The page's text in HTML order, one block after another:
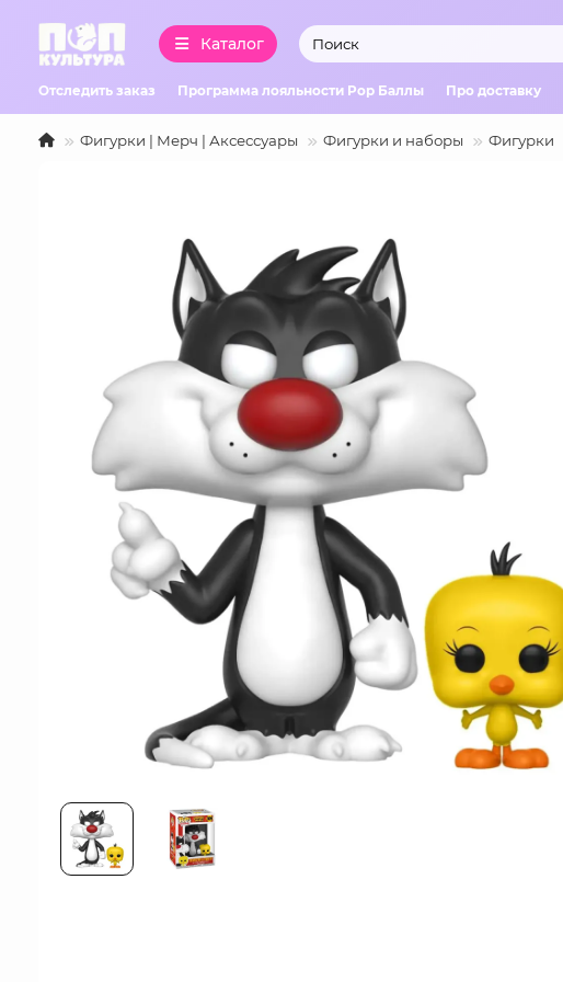
Каталог
Отследить заказ Программа лояльности Pop Баллы Про доставку
Фигурки | Мерч | Аксессуары Фигурки и наборы Фигурки